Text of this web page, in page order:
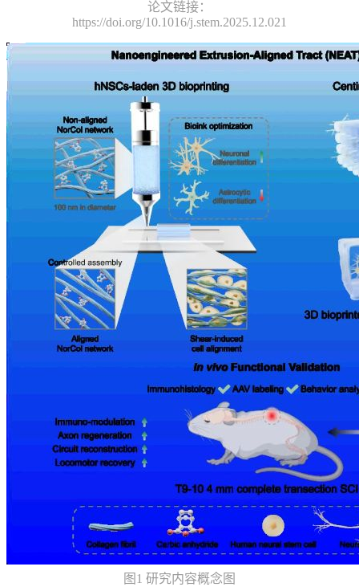
论文链接：
https://doi.org/10.1016/j.stem.2025.12.021
图1 研究内容概念图